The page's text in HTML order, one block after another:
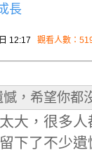
長
12:17 觀看人數：
，希望你都
大，很多
下了不少遺